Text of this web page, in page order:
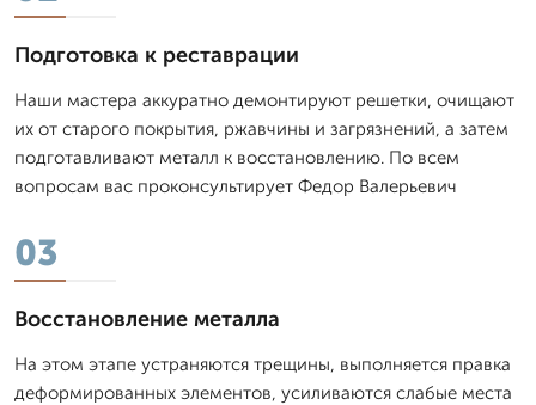
Подготовка к реставрации
Наши мастера аккуратно демонтируют решетки, очищают
их от старого покрытия, ржавчины и загрязнений, а затем
подготавливают металл к восстановлению. По всем
вопросам вас проконсультирует Федор Валерьевич
03
Восстановление металла
На этом этапе устраняются трещины, выполняется правка
деформированных элементов, усиливаются слабые места